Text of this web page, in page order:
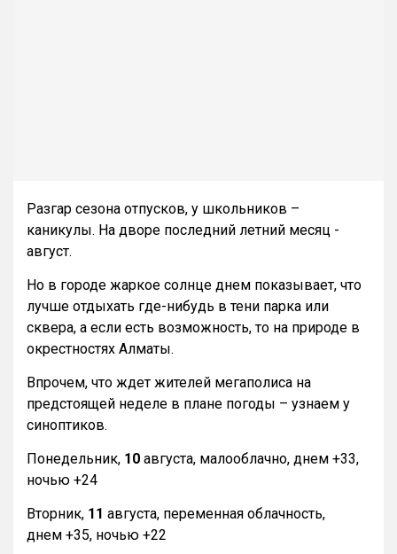
Разгар сезона отпусков, у школьников –
каникулы. На дворе последний летний месяц -
август.
Но в городе жаркое солнце днем показывает, что
лучше отдыхать где-нибудь в тени парка или
сквера, а если есть возможность, то на природе в
окрестностях Алматы.
Впрочем, что ждет жителей мегаполиса на
предстоящей неделе в плане погоды – узнаем у
синоптиков.
Понедельник, 10 августа, малооблачно, днем +33,
ночью +24
Вторник, 11 августа, переменная облачность,
днем +35, ночью +22